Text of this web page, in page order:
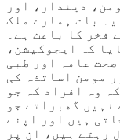
دیندار، اور
یہ بات ہمارے ملک
فخر کا باعث ہے۔
کہ ایجوکیشن،
عامہ اور طبی
مومن اساتذہ کی
وہ افراد کہ جو
نہیں گھبراتے جو
ہیں اور اپنے
رہتے ہیں، ان پر